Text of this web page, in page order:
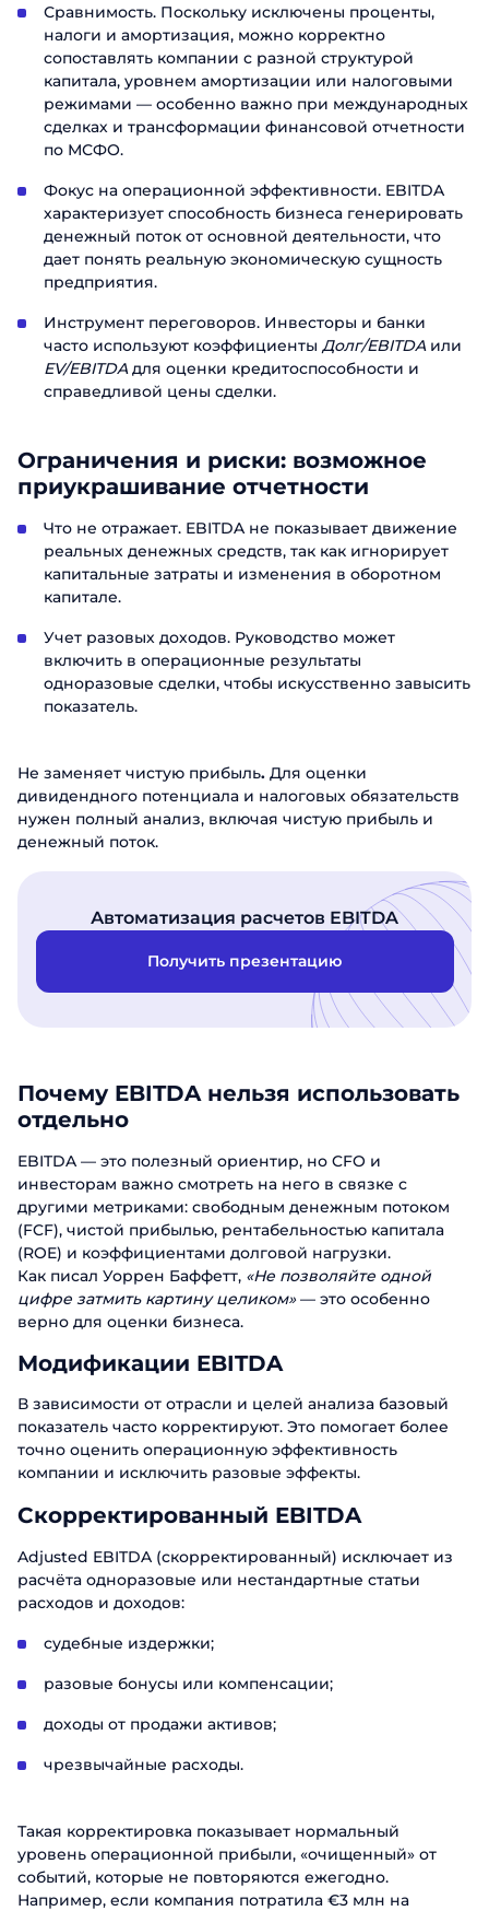
Сравнимость. Поскольку исключены проценты,
налоги и амортизация, можно корректно
сопоставлять компании с разной структурой
капитала, уровнем амортизации или налоговыми
режимами — особенно важно при международных
сделках и трансформации финансовой отчетности
по МСФО.
Фокус на операционной эффективности. EBITDA
характеризует способность бизнеса генерировать
денежный поток от основной деятельности, что
дает понять реальную экономическую сущность
предприятия.
Инструмент переговоров. Инвесторы и банки
часто используют коэффициенты Долг/EBITDAили
EV/EBITDAдля оценки кредитоспособности и
справедливой цены сделки.
Ограничения и риски: возможное
приукрашивание отчетности
Что не отражает. EBITDA не показывает движение
реальных денежных средств, так как игнорирует
капитальные затраты и изменения в оборотном
капитале.
Учет разовых доходов. Руководство может
включить в операционные результаты
одноразовые сделки, чтобы искусственно завысить
показатель.
Не заменяет чистую прибыль. Для оценки
дивидендного потенциала и налоговых обязательств
нужен полный анализ, включая чистую прибыль и
денежный поток.
Автоматизация расчетов EBITDA
Получить презентацию
Почему EBITDA нельзя использовать
отдельно
EBITDA — это полезный ориентир, но CFO и
инвесторам важно смотреть на него в связке с
другими метриками: свободным денежным потоком
(FCF), чистой прибылью, рентабельностью капитала
(ROE) и коэффициентами долговой нагрузки.
Как писал Уоррен Баффетт, «Не позволяйте одной
цифре затмить картину целиком»— это особенно
верно для оценки бизнеса.
Модификации EBITDA
В зависимости от отрасли и целей анализа базовый
показатель часто корректируют. Это помогает более
точно оценить операционную эффективность
компании и исключить разовые эффекты.
Скорректированный EBITDA
Adjusted EBITDA (скорректированный) исключает из
расчёта одноразовые или нестандартные статьи
расходов и доходов:
судебные издержки;
разовые бонусы или компенсации;
доходы от продажи активов;
чрезвычайные расходы.
Такая корректировка показывает нормальный
уровень операционной прибыли, «очищенный» от
событий, которые не повторяются ежегодно.
Например, если компания потратила €3 млн на
Email
Должность
Отправить
наших сотрудников свяжется с вами в
ближайшее время. Хорошего дня!
Телефон
Отправить
именно нашими продуктами. Один из
наших сотрудников свяжется с вами в
ближайшее время. Хорошего дня!
именно нашими продуктами. Один из
наших сотрудников свяжется с вами в
ближайшее время. Хорошего дня!